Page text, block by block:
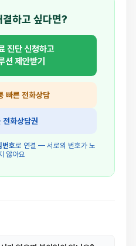
하고 싶다면?
진단 신청하고
션 제안받기
빠른 전화상담
전화상담권
번호로 연결 — 서로의 번호가 노
않아요